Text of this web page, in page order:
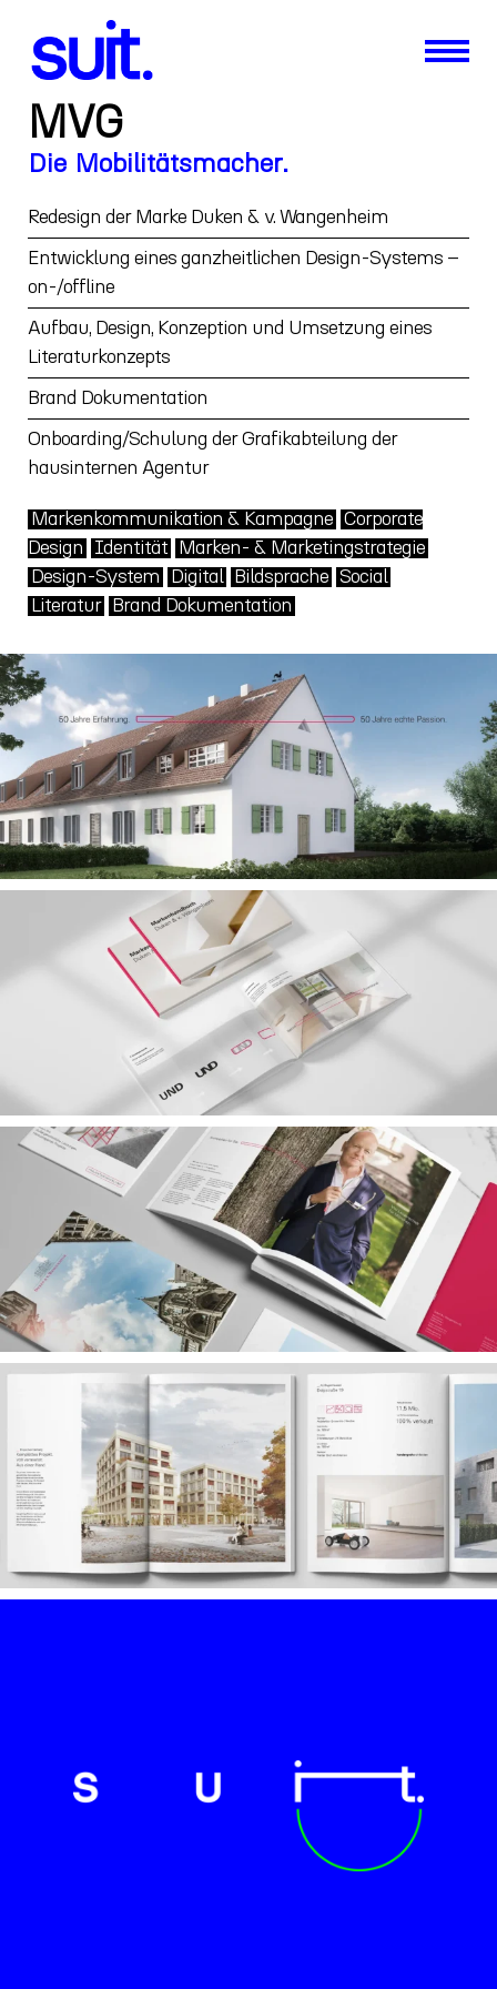
MVG
Die Mobilitätsmacher.
Redesign der Marke Duken & v. Wangenheim
Entwicklung eines ganzheitlichen Design-Systems –
on-/offline
Aufbau, Design, Konzeption und Umsetzung eines
Literaturkonzepts
Brand Dokumentation
Onboarding/Schulung der Grafikabteilung der
hausinternen Agentur
Markenkommunikation & Kampagne Corporate
Design
Identität
Marken- & Marketingstrategie
Design-System
Digital Bildsprache Social
Literatur
Brand Dokumentation